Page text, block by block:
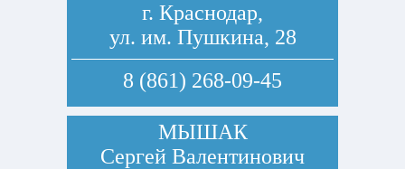
г. Краснодар,
ул. им. Пушкина, 28
8 (861) 268-09-45
МЫШАК
Сергей Валентинович